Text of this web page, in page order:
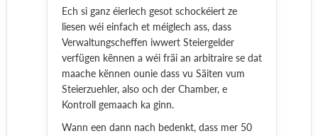
Ech si ganz éierlech gesot schockéiert ze
liesen wéi einfach et méiglech ass, dass
Verwaltungscheffen iwwert Steiergelder
verfügen kënnen a wéi fräi an arbitraire se dat
maache kënnen ounie dass vu Säiten vum
Steierzuehler, also och der Chamber, e
Kontroll gemaach ka ginn.
Wann een dann nach bedenkt, dass mer 50